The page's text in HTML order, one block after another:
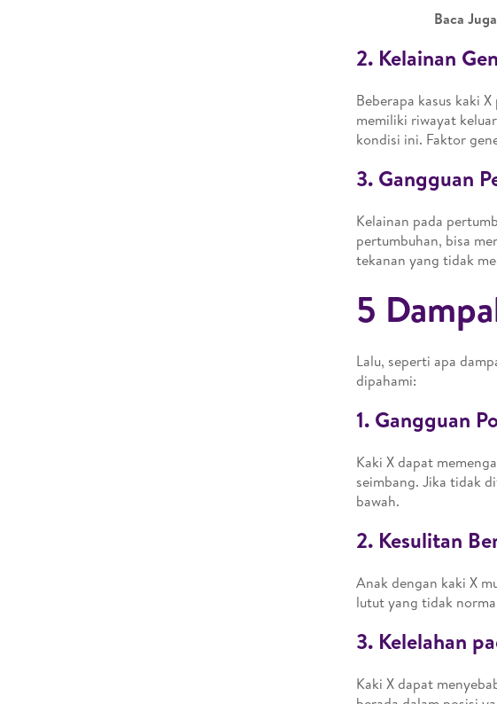
Baca
2. Kelainan
Beberapa kasus kaki
memiliki riwayat
kondisi ini. Faktor
3. Gangguan
Kelainan pada
pertumbuhan, bisa
tekanan yang tidak
5
Lalu, seperti apa
dipahami:
1. Gangguan
Kaki X dapat
seimbang. Jika tidak
bawah.
2. Kesulitan
Anak dengan kaki X
lutut yang tidak
3. Kelelahan
Kaki X dapat